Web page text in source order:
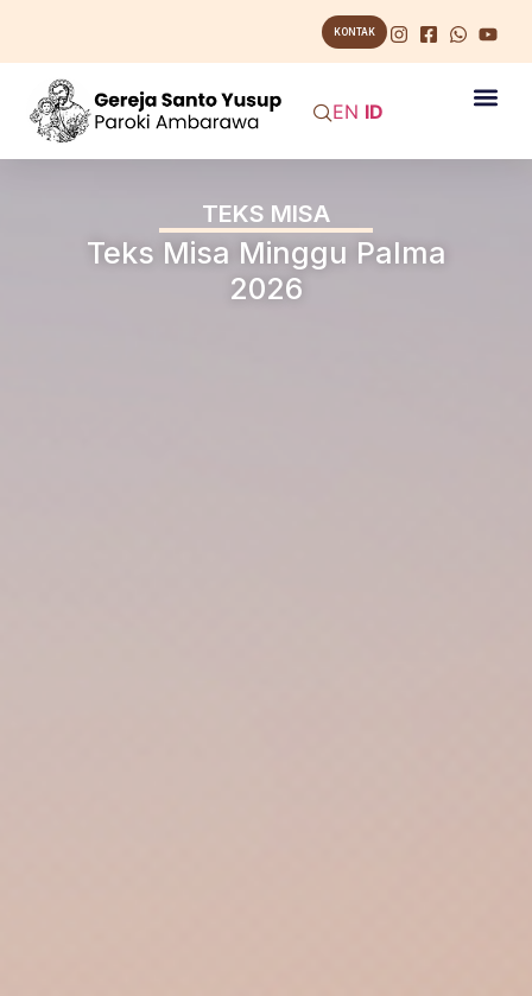
KONTAK
EN ID
TEKS MISA
Teks Misa Minggu Palma
2026